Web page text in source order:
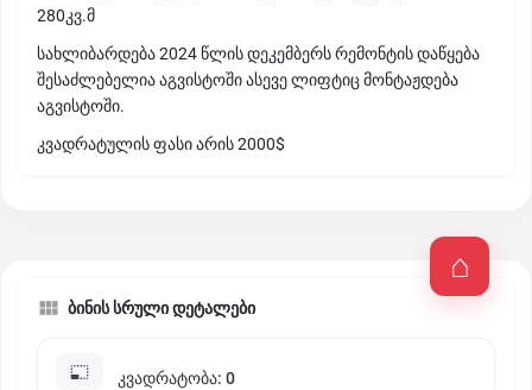
280კვ.მ
სახლიბარდება 2024 წლის დეკემბერს რემონტის დაწყება
შესაძლებელია აგვისტოში ასევე ლიფტიც მონტაჟდება
აგვისტოში.
კვადრატულის ფასი არის 2000$
ბინის სრული დეტალები
კვადრატობა: 0